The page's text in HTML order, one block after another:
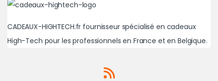
CADEAUX-HIGHTECH.fr fournisseur spécialisé en cadeaux
High-Tech pour les professionnels en France et en Belgique.